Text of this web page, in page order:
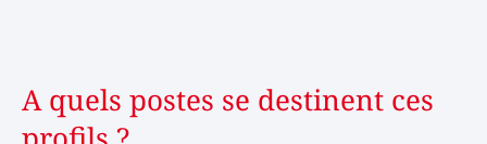
A quels postes se destinent ces